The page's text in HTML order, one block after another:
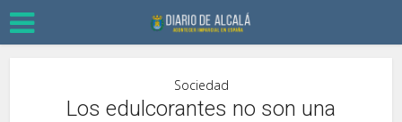
Sociedad
Los edulcorantes no son una